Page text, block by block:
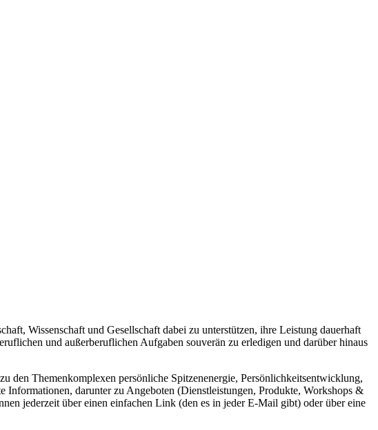
Wissenschaft und Gesellschaft dabei zu unterstützen, ihre Leistung dauerhaft
und außerberuflichen Aufgaben souverän zu erledigen und darüber hinaus
den Themenkomplexen persönliche Spitzenenergie, Persönlichkeitsentwicklung,
Informationen, darunter zu Angeboten (Dienstleistungen, Produkte, Workshops &
jederzeit über einen einfachen Link (den es in jeder E-Mail gibt) oder über eine